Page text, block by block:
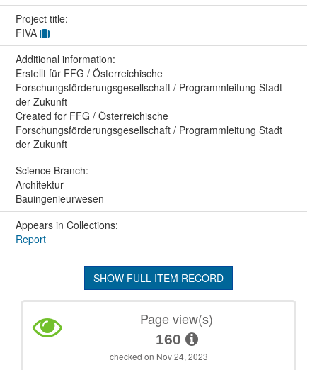
Project title:
FIVA
Additional information:
Erstellt für FFG / Österreichische
Forschungsförderungsgesellschaft / Programmleitung Stadt
der Zukunft
Created for FFG / Österreichische
Forschungsförderungsgesellschaft / Programmleitung Stadt
der Zukunft
Science Branch:
Architektur
Bauingenieurwesen
Appears in Collections:
Report
SHOW FULL ITEM RECORD
Page view(s)
160
checked on Nov 24, 2023